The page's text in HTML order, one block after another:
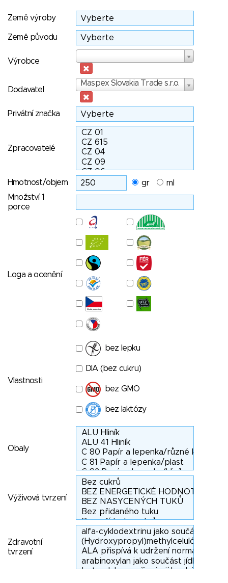
Země výroby
Země původu
Výrobce
Dodavatel
Maspex Slovakia Trade s.r.o.
Dodavatel
Privátní značka
Zpracovatelé
Hmotnost/objem gr
ml
Množství 1
porce
Loga a ocenění
Vlastnosti
bez lepku
DIA (bez cukru)
bez GMO
bez laktózy
Obaly
Výživová tvrzení
Zdravotní
tvrzení